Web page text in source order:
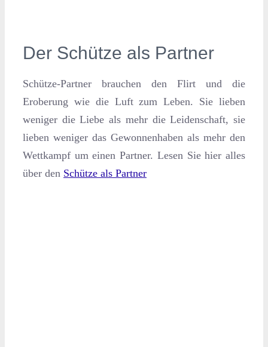
Der Schütze als Partner
Schütze-Partner brauchen den Flirt und die
Eroberung wie die Luft zum Leben. Sie lieben
weniger die Liebe als mehr die Leidenschaft, sie
lieben weniger das Gewonnenhaben als mehr den
Wettkampf um einen Partner. Lesen Sie hier alles
über den Schütze als Partner